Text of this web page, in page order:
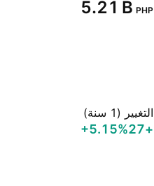
‪5.21 B‬ PHP
التغيير (1 سنة)
+27
‪+5.15%‬